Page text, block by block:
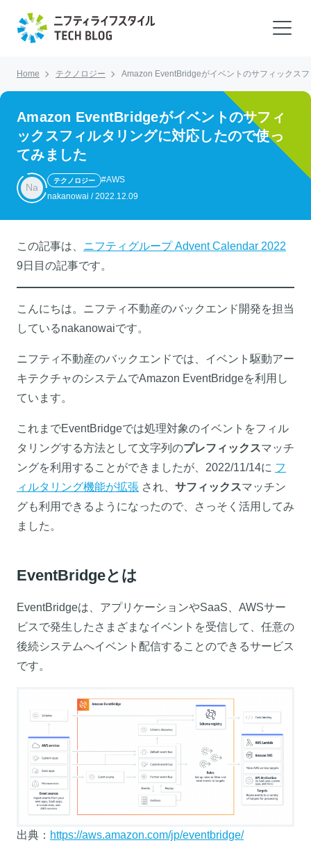
Home テクノロジー Amazon EventBridgeがイベントのサフィックス
Amazon EventBridgeがイベントのサフィ
ックスフィルタリングに対応したので使っ
てみました
Na
テクノロジー
#AWS
nakanowai / 2022.12.09
この記事は、 ニフティグループ Advent Calendar 2022
9日目の記事です。
こんにちは。ニフティ不動産のバックエンド開発を担当
しているnakanowaiです。
ニフティ不動産のバックエンドでは、イベント駆動アー
キテクチャのシステムでAmazon EventBridgeを利用し
ています。
これまでEventBridgeでは処理対象のイベントをフィル
タリングする方法として文字列のプレフィックスマッチ
ングを利用することができましたが、2022/11/14に フ
ィルタリング機能が拡張 され、 サフィックスマッチン
グも利用できるようになったので、さっそく活用してみ
ました。
EventBridgeとは
EventBridgeは、アプリケーションやSaaS、AWSサー
ビスで発生したさまざまなイベントを受信して、任意の
後続システムへイベント配信することのできるサービス
です。
出典： https://aws.amazon.com/jp/eventbridge/